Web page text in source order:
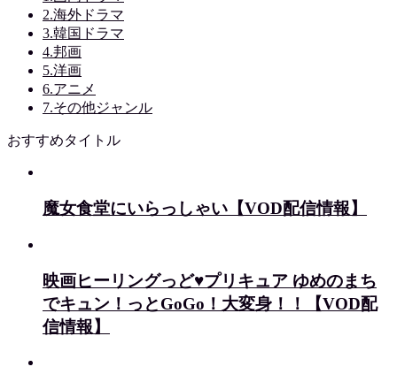
2.海外ドラマ
3.韓国ドラマ
4.邦画
5.洋画
6.アニメ
7.その他ジャンル
おすすめタイトル
魔女食堂にいらっしゃい【VOD配信情報】
映画ヒーリングっど♥プリキュア ゆめのまち
でキュン！っとGoGo！大変身！！【VOD配
信情報】